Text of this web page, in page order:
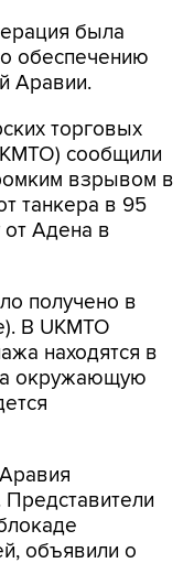
была
обеспечению
Аравии.
торговых
сообщили
взрывом в
танкера в 95
от Адена в
получено в
В UKMTO
находятся в
окружающую
объявили о